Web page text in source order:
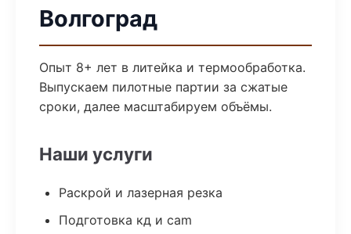
Волгоград
Опыт 8+ лет в литейка и термообработка.
Выпускаем пилотные партии за сжатые
сроки, далее масштабируем объёмы.
Наши услуги
Раскрой и лазерная резка
Подготовка кд и cam